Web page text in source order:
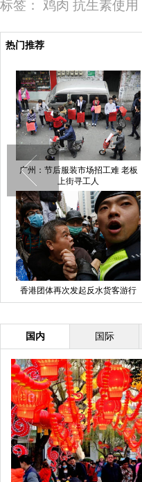
标签： 鸡肉 抗生素使用
热门推荐
广州：节后服装市场招工难 老板
上街寻工人
香港团体再次发起反水货客游行
33人被捕
国内 国际